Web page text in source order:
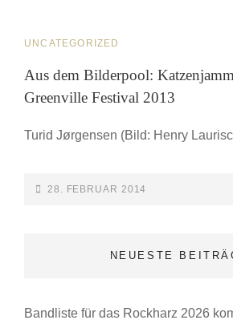
CAT
UNCATEGORIZED
Aus dem Bilderpool:
Greenville Festival 2013
Turid Jørgensen (Bild: Henry
POSTED-
28. FEBRUAR 2014
NEUESTE
Bandliste für das Rockharz 2026